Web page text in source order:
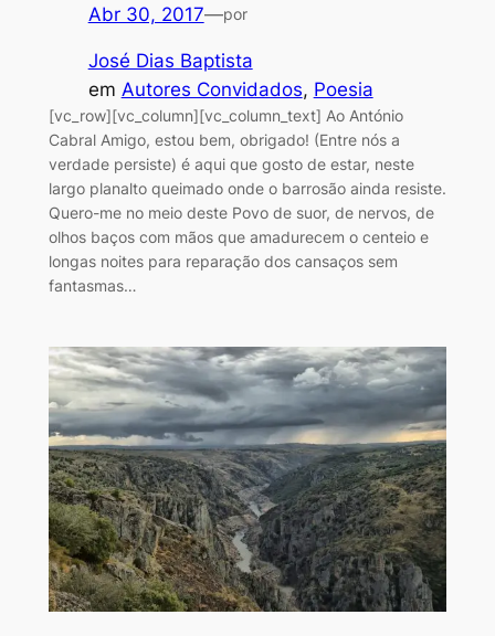
Abr 30, 2017—por
José Dias Baptista
em Autores Convidados, Poesia
[vc_row][vc_column][vc_column_text] Ao António
Cabral Amigo, estou bem, obrigado! (Entre nós a
verdade persiste) é aqui que gosto de estar, neste
largo planalto queimado onde o barrosão ainda resiste.
Quero-me no meio deste Povo de suor, de nervos, de
olhos baços com mãos que amadurecem o centeio e
longas noites para reparação dos cansaços sem
fantasmas…